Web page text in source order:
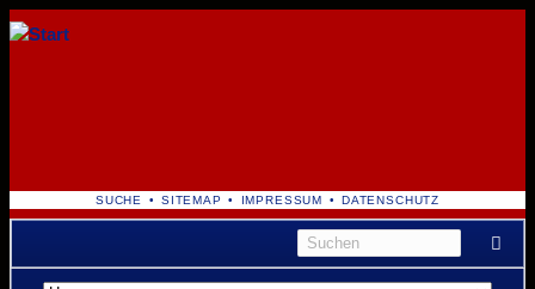
NAVIGATION
ÜBERSPRINGEN
SUCHE SITEMAP IMPRESSUM DATENSCHUTZ